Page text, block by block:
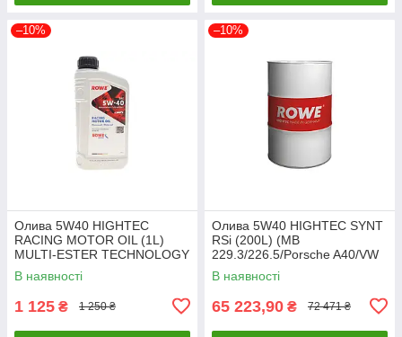
–10%
Олива 5W40 HIGHTEC
RACING MOTOR OIL (1L)
MULTI-ESTER TECHNOLOGY
ROWE 20044-0010-99 UA61
В наявності
1 125 ₴ 1 250 ₴
–10%
Олива 5W40 HIGHTEC SYNT
RSi (200L) (MB
229.3/226.5/Porsche A40/VW
502 00/505 00/RN 0700/071
20068-2000-99 UA61
В наявності
65 223,90 ₴ 72 471 ₴